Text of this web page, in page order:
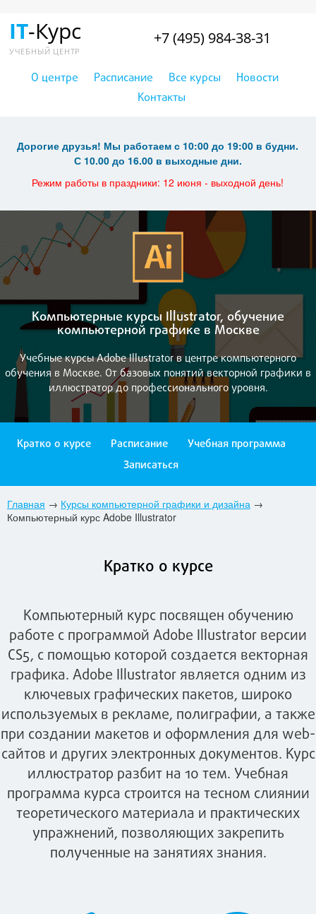
IT-Курс
УЧЕБНЫЙ ЦЕНТР
О центре Расписание Все курсы
Новости
Контакты
+7 (495) 984-38-31
Дорогие друзья! Мы работаем с 10:00 до 19:00 в будни.
С 10.00 до 16.00 в выходные дни.
Режим работы в праздники: 12 июня - выходной день!
Компьютерные курсы Illustrator, обучение
компьютерной графике в Москве
Учебные курсы Adobe Illustrator в центре компьютерного
обучения в Москве. От базовых понятий векторной графики в
иллюстратор до профессионального уровня.
Кратко о курсе Расписание
Учебная программа
Записаться
Главная → Курсы компьютерной графики и дизайна →
Компьютерный курс Adobe Illustrator
Кратко о курсе
Компьютерный курс посвящен обучению
работе с программой Adobe Illustrator версии
CS5, с помощью которой создается векторная
графика. Adobe Illustrator является одним из
ключевых графических пакетов, широко
используемых в рекламе, полиграфии, а также
при создании макетов и оформления для web-
сайтов и других электронных документов. Курс
иллюстратор разбит на 10 тем. Учебная
программа курса строится на тесном слиянии
теоретического материала и практических
упражнений, позволяющих закрепить
полученные на занятиях знания.